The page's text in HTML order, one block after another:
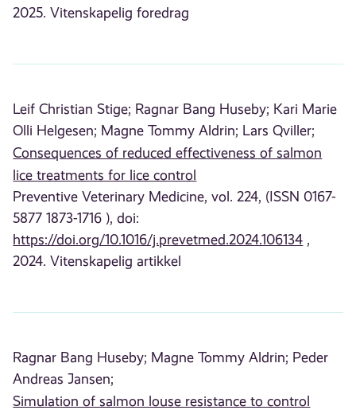
2025. Vitenskapelig foredrag
Leif Christian Stige; Ragnar Bang Huseby; Kari Marie
Olli Helgesen; Magne Tommy Aldrin; Lars Qviller;
Consequences of reduced effectiveness of salmon
lice treatments for lice control
Preventive Veterinary Medicine, vol. 224, (ISSN 0167-
5877 1873-1716 ), doi:
https://doi.org/10.1016/j.prevetmed.2024.106134 ,
2024. Vitenskapelig artikkel
Ragnar Bang Huseby; Magne Tommy Aldrin; Peder
Andreas Jansen;
Simulation of salmon louse resistance to control